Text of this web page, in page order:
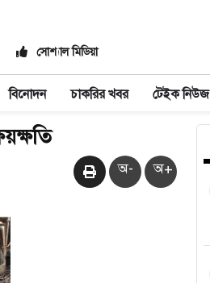
সোশ্যাল মিডিয়া
বিনোদন চাকরির খবর টেইক নিউজ
অ- অ+